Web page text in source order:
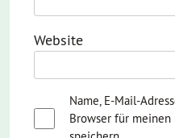
Website
Name, E-Mail-
Browser für meinen